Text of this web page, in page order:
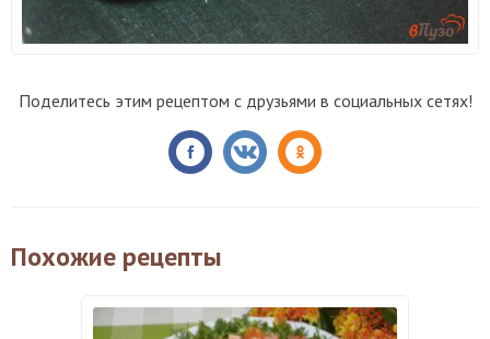
Поделитесь этим рецептом с друзьями в социальных сетях!
Похожие рецепты